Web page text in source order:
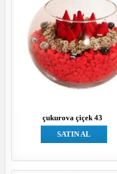
çukurova çiçek 43
SATIN AL